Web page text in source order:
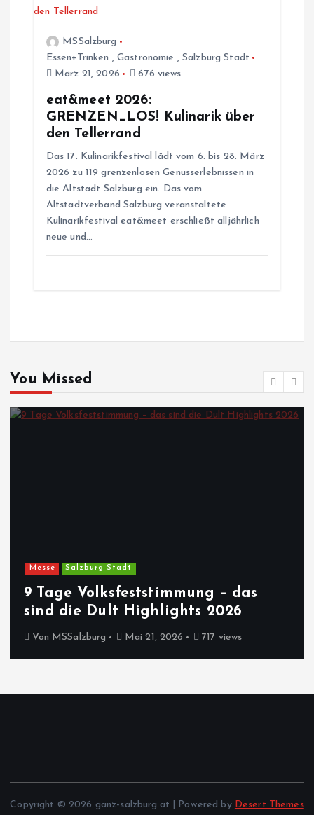
MSSalzburg
Essen+Trinken ,Gastronomie ,Salzburg Stadt
März 21, 2026
676 views
eat&meet 2026:
GRENZEN_LOS! Kulinarik über
den Tellerrand
Das 17. Kulinarikfestival lädt vom 6. bis 28. März
2026 zu 119 grenzenlosen Genusserlebnissen in
die Altstadt Salzburg ein. Das vom
Altstadtverband Salzburg veranstaltete
Kulinarikfestival eat&meet erschließt alljährlich
neue und…
You Missed
Messe Salzburg Stadt
9 Tage Volksfeststimmung – das
sind die Dult Highlights 2026
Von MSSalzburg Mai 21, 2026 717 views
Copyright © 2026 ganz-salzburg.at | Powered by Desert Themes